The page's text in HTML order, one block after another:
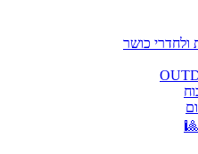
ולחדרי כושר